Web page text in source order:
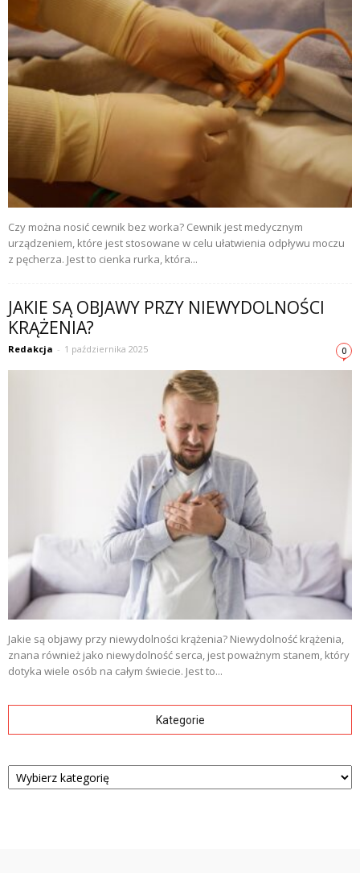
Czy można nosić cewnik bez worka? Cewnik jest medycznym
urządzeniem, które jest stosowane w celu ułatwienia odpływu moczu
z pęcherza. Jest to cienka rurka, która...
JAKIE SĄ OBJAWY PRZY NIEWYDOLNOŚCI
KRĄŻENIA?
Redakcja - 1 października 2025 0
Jakie są objawy przy niewydolności krążenia? Niewydolność krążenia,
znana również jako niewydolność serca, jest poważnym stanem, który
dotyka wiele osób na całym świecie. Jest to...
Kategorie
Kategorie